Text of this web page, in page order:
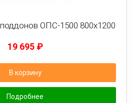
ОПС-1500 800х1200
19 695 ₽
В корзину
Подробнее